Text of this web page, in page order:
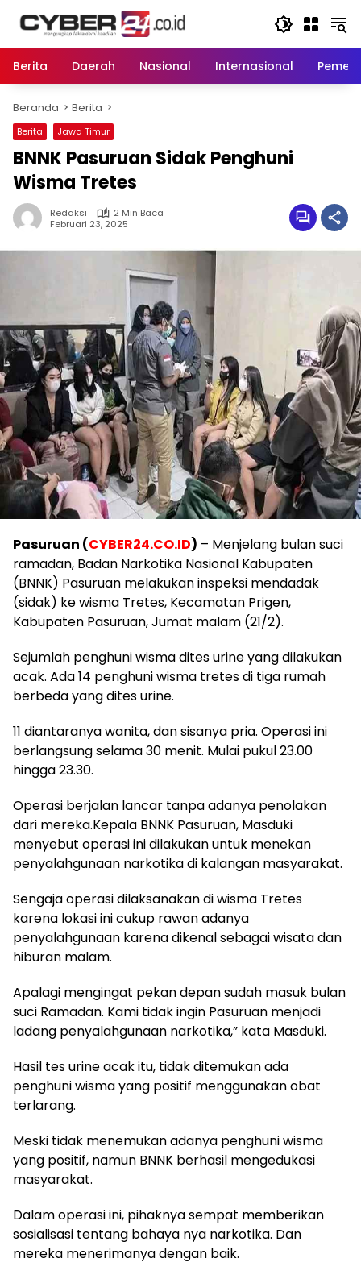
Berita
Daerah Nasional Internasional
Beranda Berita
Berita Jawa Timur
BNNK Pasuruan Sidak Penghuni
Wisma Tretes
Redaksi
2 Min Baca
Februari 23, 2025
Pasuruan (CYBER24.CO.ID) – Menjelang bulan suci
ramadan, Badan Narkotika Nasional Kabupaten
(BNNK) Pasuruan melakukan inspeksi mendadak
(sidak) ke wisma Tretes, Kecamatan Prigen,
Kabupaten Pasuruan, Jumat malam (21/2).
Sejumlah penghuni wisma dites urine yang dilakukan
acak. Ada 14 penghuni wisma tretes di tiga rumah
berbeda yang dites urine.
11 diantaranya wanita, dan sisanya pria. Operasi ini
berlangsung selama 30 menit. Mulai pukul 23.00
hingga 23.30.
Operasi berjalan lancar tanpa adanya penolakan
dari mereka.Kepala BNNK Pasuruan, Masduki
menyebut operasi ini dilakukan untuk menekan
penyalahgunaan narkotika di kalangan masyarakat.
Sengaja operasi dilaksanakan di wisma Tretes
karena lokasi ini cukup rawan adanya
penyalahgunaan karena dikenal sebagai wisata dan
hiburan malam.
Apalagi mengingat pekan depan sudah masuk bulan
suci Ramadan. Kami tidak ingin Pasuruan menjadi
ladang penyalahgunaan narkotika,” kata Masduki.
Hasil tes urine acak itu, tidak ditemukan ada
penghuni wisma yang positif menggunakan obat
terlarang.
Meski tidak menemukan adanya penghuni wisma
yang positif, namun BNNK berhasil mengedukasi
masyarakat.
Dalam operasi ini, pihaknya sempat memberikan
sosialisasi tentang bahaya nya narkotika. Dan
mereka menerimanya dengan baik.